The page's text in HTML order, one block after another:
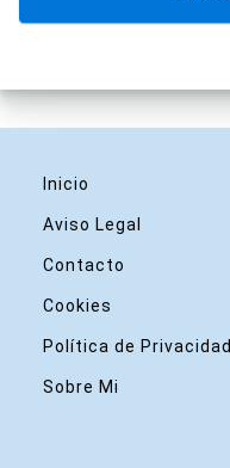
Inicio
Aviso Legal
Contacto
Cookies
Política de Privacidad
Sobre Mi